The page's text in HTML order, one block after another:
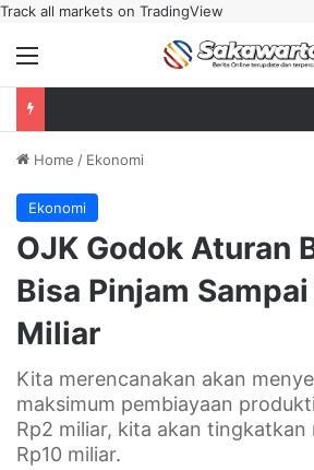
Track all markets on TradingView
Menu
Home / Ekonomi
Ekonomi
OJK Godok Aturan
Bisa Pinjam Sampai
Miliar
Kita merencanakan akan
maksimum pembiayaan
Rp2 miliar, kita akan tingkatkan
Rp10 miliar.